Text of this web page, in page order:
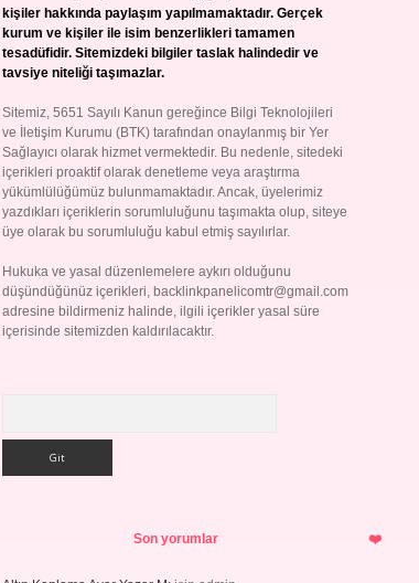
kişiler hakkında paylaşım yapılmamaktadır. Gerçek
kurum ve kişiler ile isim benzerlikleri tamamen
tesadüfidir. Sitemizdeki bilgiler taslak halindedir ve
tavsiye niteliği taşımazlar.
Sitemiz, 5651 Sayılı Kanun gereğince Bilgi Teknolojileri
ve İletişim Kurumu (BTK) tarafından onaylanmış bir Yer
Sağlayıcı olarak hizmet vermektedir. Bu nedenle, sitedeki
içerikleri proaktif olarak denetleme veya araştırma
yükümlülüğümüz bulunmamaktadır. Ancak, üyelerimiz
yazdıkları içeriklerin sorumluluğunu taşımakta olup, siteye
üye olarak bu sorumluluğu kabul etmiş sayılırlar.
Hukuka ve yasal düzenlemelere aykırı olduğunu
düşündüğünüz içerikleri, backlinkpanelicomtr@gmail.com
adresine bildirmeniz halinde, ilgili içerikler yasal süre
içerisinde sitemizden kaldırılacaktır.
Son yorumlar